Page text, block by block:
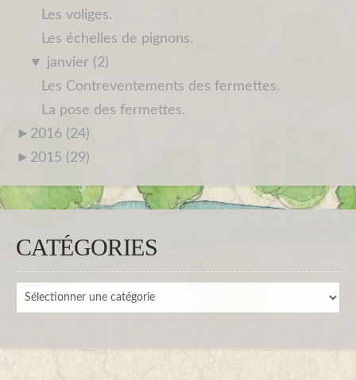
Les voliges.
Les échelles de pignons.
▼ janvier (2)
Les Contreventements des fermettes.
La pose des fermettes.
► 2016 (24)
► 2015 (29)
CATÉGORIES
Catégories